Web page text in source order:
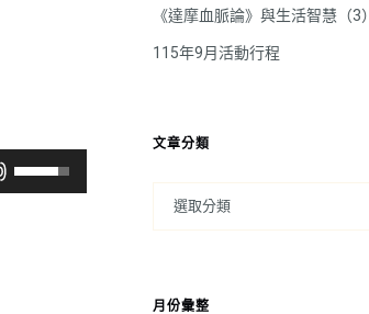
使
用
《達摩血脈論》與生活智慧（3）
115年9月活動行程
文章分類
月份彙整